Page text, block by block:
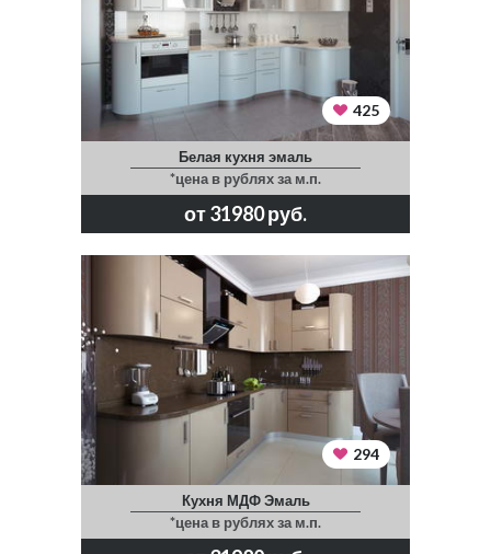
425
Белая кухня эмаль
*цена в рублях за м.п.
от 31980 руб.
294
Кухня МДФ Эмаль
*цена в рублях за м.п.